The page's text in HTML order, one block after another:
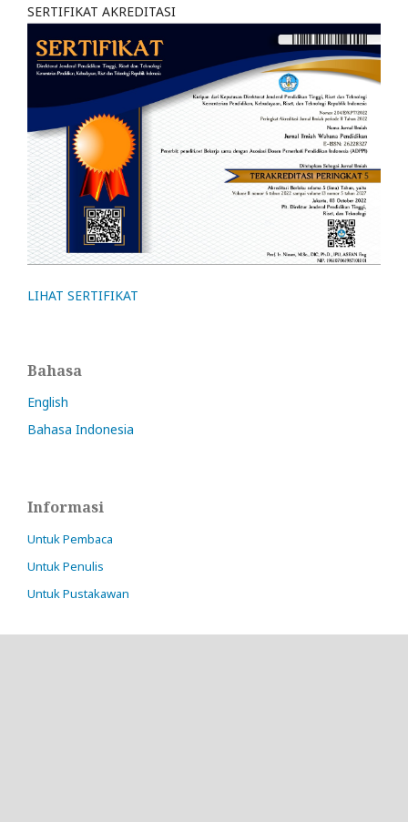
SERTIFIKAT AKREDITASI
LIHAT SERTIFIKAT
Bahasa
English
Bahasa Indonesia
Informasi
Untuk Pembaca
Untuk Penulis
Untuk Pustakawan